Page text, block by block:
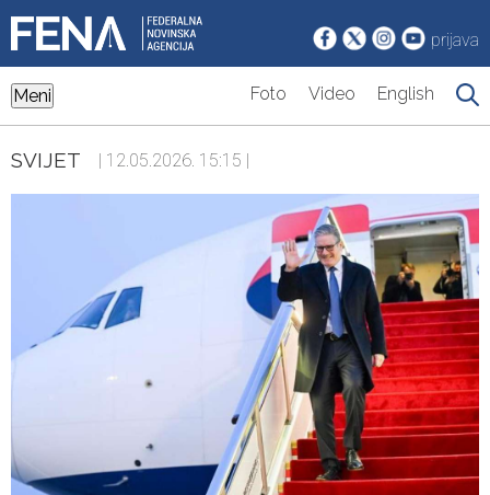
prijava
Meni Foto Video English
SVIJET | 12.05.2026. 15:15 |